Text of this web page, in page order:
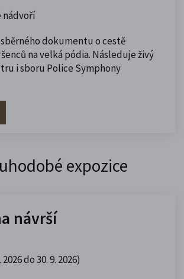
nádvoří
dokumentu o cestě
na velká pódia. Následuje živý
i sboru Police Symphony
expozice
návrší
do 30. 9. 2026)